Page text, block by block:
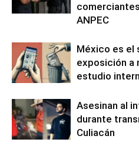
ANPEC
México es el
exposición a
estudio
Asesinan al
durante
Culiacán